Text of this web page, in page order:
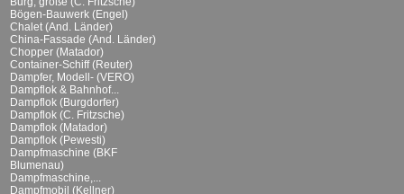
Bögen-Bauwerk (Engel)
Chalet (And. Länder)
China-Fassade (And. Länder)
Chopper (Matador)
Container-Schiff (Reuter)
Dampfer, Modell- (VERO)
Dampflok & Bahnhof...
Dampflok (Burgdorfer)
Dampflok (C. Fritzsche)
Dampflok (Matador)
Dampflok (Pewesti)
Dampfmaschine (BKF
Blumenau)
Dampfmaschine,...
Dampfmobil (Kellner)